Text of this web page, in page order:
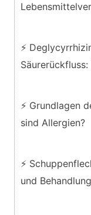
⚡
⚡ Grundlagen
sind Allergien?
⚡
und Behandlung